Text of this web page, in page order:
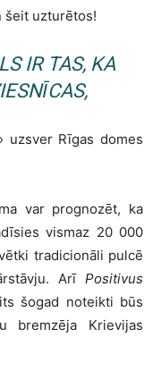
šeit uzturētos!
IR TAS, KA
uzsver Rīgas domes
var prognozēt, ka
vismaz 20 000
tradicionāli pulcē
Arī Positivus
šogad noteikti būs
bremzēja Krievijas